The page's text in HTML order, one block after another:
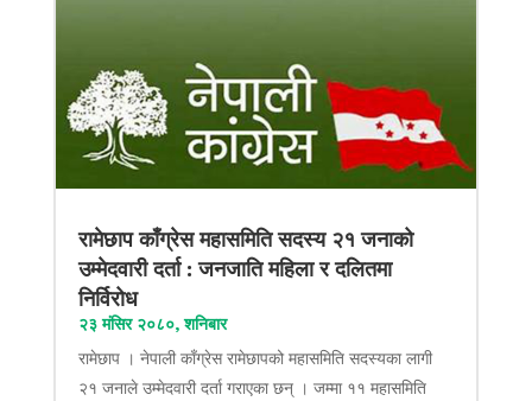
रामेछाप काँग्रेस महासमिति सदस्य २१ जनाको
उम्मेदवारी दर्ता : जनजाति महिला र दलितमा
निर्विरोध
२३ मंसिर २०८०, शनिबार
रामेछाप । नेपाली काँग्रेस रामेछापको महासमिति सदस्यका लागी
२१ जनाले उम्मेदवारी दर्ता गराएका छन् । जम्मा ११ महासमिति